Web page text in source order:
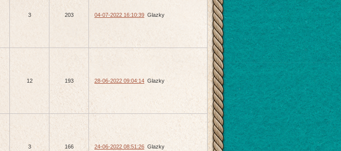
3 203 04-07-2022 16:10:39 Glazky
12 193 28-06-2022 09:04:14 Glazky
3 166 24-06-2022 08:51:26 Glazky